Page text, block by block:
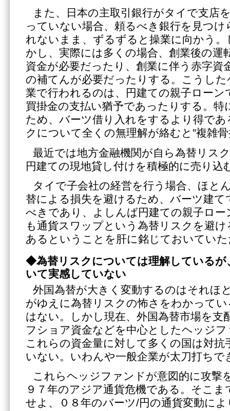
また、日本の主取引銀行がタイで支店
っていない場合、頼るべき銀行を見つけ
れないまま、ずるずると操業に向かう。
かし、実際には多くの場合、創業後の運
資金が必要だったり、創業に伴う赤字資
の補てんが必要だったりする。こうし
業で行われるのは、円建ての親子ローン
買掛金の支払い猶予であったりする。特
ため、バーツ借り入れをするより得で
クについて全くの無理解が絡むと”複雑
最近では地方金融機関が自ら為替リス
円建ての現地貸し付けを積極的に売り込
タイで子会社の経営を行う場合、ほと
替による損失を避けるため、バーツ建
べきであり、よしんば円建ての親子ロ
も通貨スワップという為替リスクを避
あるということを肝に銘じておいてい
◆為替リスクについては理解しているが
いて実感していない
外国為替が大きく変動するのはそれほ
がゆえに為替リスクの怖さをわかって
はない。しかし現在、外国為替市場を支
フショア資金などを中心としたヘッジ
これらの資金量に対して多くの国は対抗
いない。いわんや一般企業が太刀打ち
これらヘッジファンドが意図的に攻撃
９７年のアジア通貨危機である。そこ
せよ、０８年のバーツ/円の通貨変動に